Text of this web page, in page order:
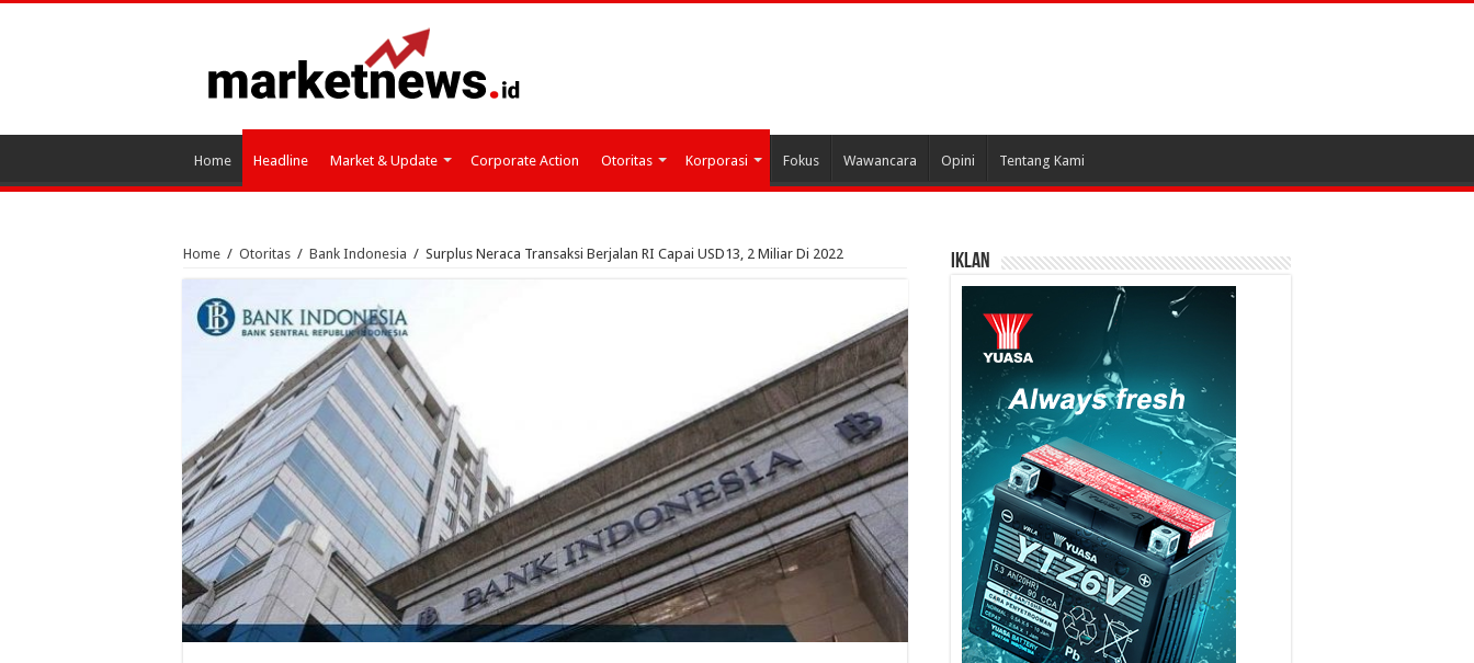
Home Headline Market & Update Corporate Action Otoritas Korporasi Fokus Wawancara Opini Tentang Kami
Home / Otoritas / Bank Indonesia / Surplus Neraca Transaksi Berjalan RI Capai USD13, 2 Miliar Di 2022 IKLAN